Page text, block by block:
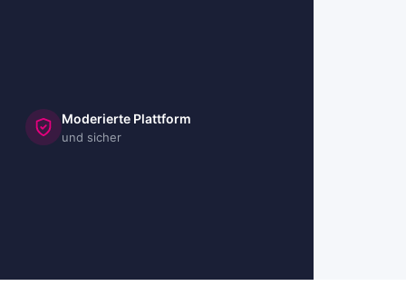
Moderierte Plattform
und sicher